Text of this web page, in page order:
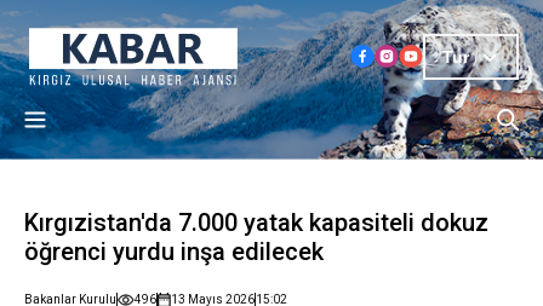
Tur
Kırgızistan'da 7.000 yatak kapasiteli dokuz
öğrenci yurdu inşa edilecek
Bakanlar Kurulu 496 13 Mayıs 202615:02